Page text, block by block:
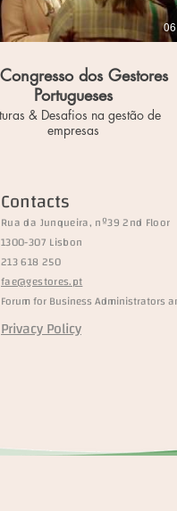
dos Gestores
Portugueses
& Desafios na gestão de
empresas
Contacts
Rua da Junqueira, nº39 2nd Floor
1300-307 Lisbon
213 618 250
fae@gestores.pt
Forum for Business Administrators
Privacy Policy